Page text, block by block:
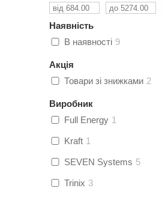
Наявність
В наявності 9
Акція
Товари зі знижками 2
Виробник
Full Energy 1
Kraft 1
SEVEN Systems 5
Trinix 3